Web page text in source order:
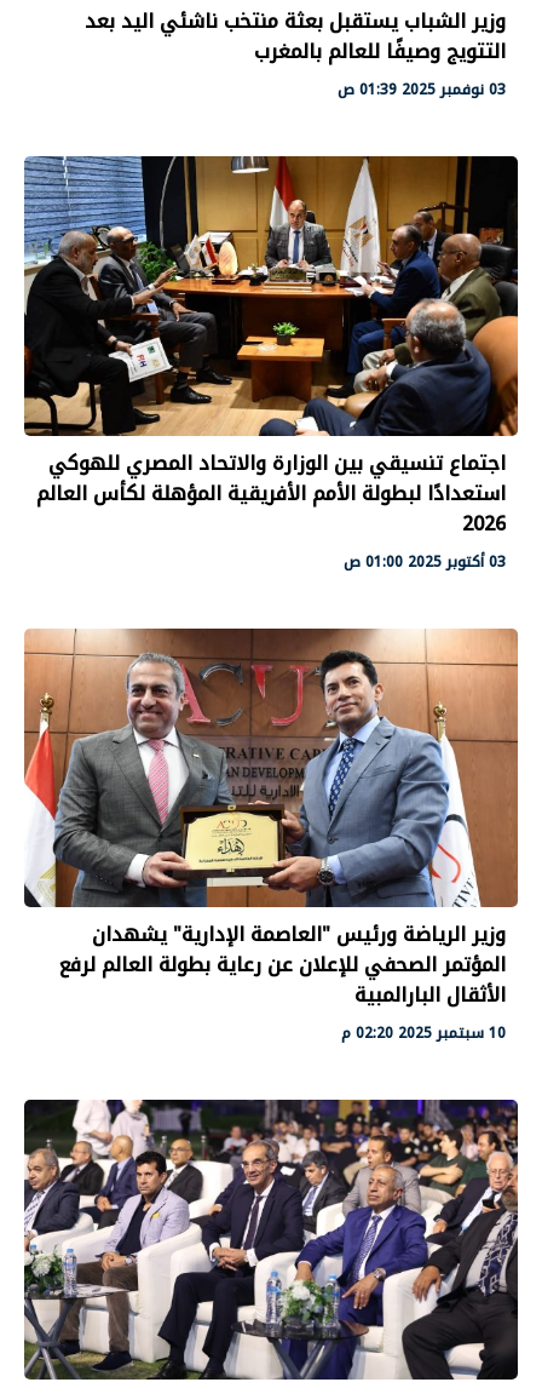
وزير الشباب يستقبل بعثة منتخب ناشئي اليد بعد
التتويج وصيفًا للعالم بالمغرب
03 نوفمبر 2025 01:39 ص
اجتماع تنسيقي بين الوزارة والاتحاد المصري للهوكي
استعدادًا لبطولة الأمم الأفريقية المؤهلة لكأس العالم
2026
03 أكتوبر 2025 01:00 ص
وزير الرياضة ورئيس "العاصمة الإدارية" يشهدان
المؤتمر الصحفي للإعلان عن رعاية بطولة العالم لرفع
الأثقال البارالمبية
10 سبتمبر 2025 02:20 م